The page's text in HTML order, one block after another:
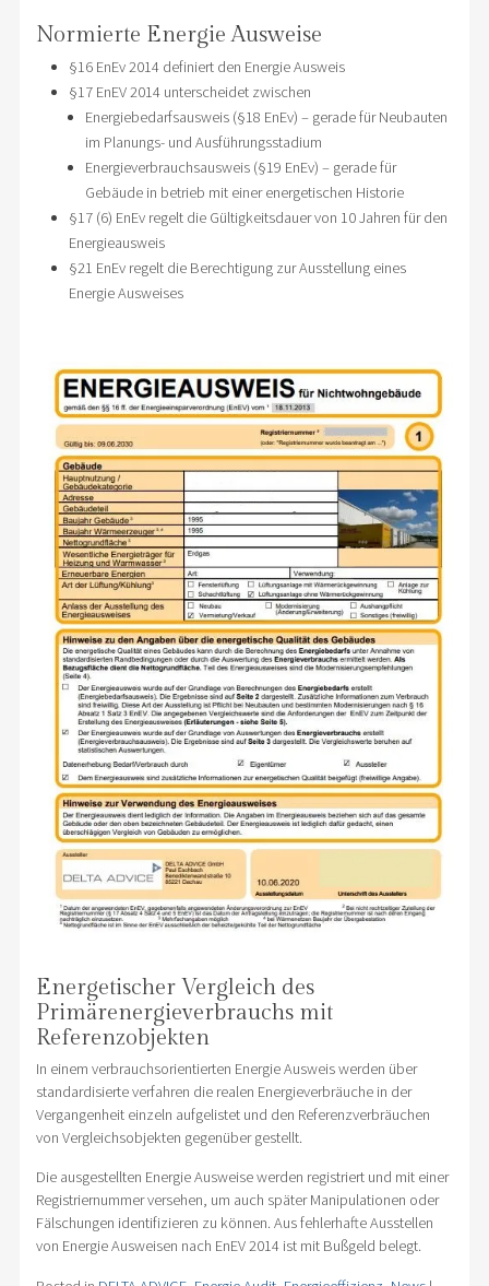
Normierte Energie Ausweise
§16 EnEv 2014 definiert den Energie Ausweis
§17 EnEV 2014 unterscheidet zwischen
Energiebedarfsausweis (§18 EnEv) – gerade für Neubauten
im Planungs- und Ausführungsstadium
Energieverbrauchsausweis (§19 EnEv) – gerade für
Gebäude in betrieb mit einer energetischen Historie
§17 (6) EnEv regelt die Gültigkeitsdauer von 10 Jahren für den
Energieausweis
§21 EnEv regelt die Berechtigung zur Ausstellung eines
Energie Ausweises
Energetischer Vergleich des
Primärenergieverbrauchs mit
Referenzobjekten
In einem verbrauchsorientierten Energie Ausweis werden über
standardisierte verfahren die realen Energieverbräuche in der
Vergangenheit einzeln aufgelistet und den Referenzverbräuchen
von Vergleichsobjekten gegenüber gestellt.
Die ausgestellten Energie Ausweise werden registriert und mit einer
Registriernummer versehen, um auch später Manipulationen oder
Fälschungen identifizieren zu können. Aus fehlerhafte Ausstellen
von Energie Ausweisen nach EnEV 2014 ist mit Bußgeld belegt.